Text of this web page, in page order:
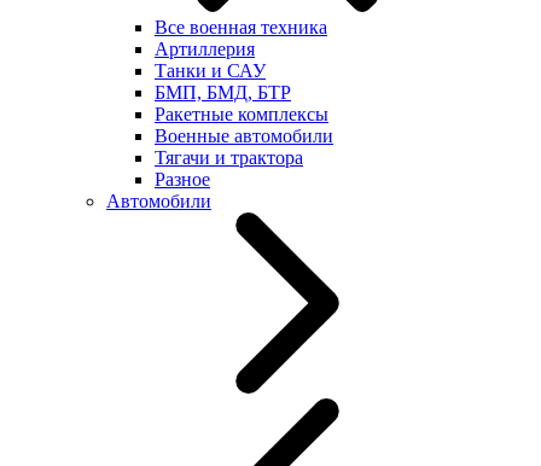
Все военная техника
Артиллерия
Танки и САУ
БМП, БМД, БТР
Ракетные комплексы
Военные автомобили
Тягачи и трактора
Разное
Автомобили